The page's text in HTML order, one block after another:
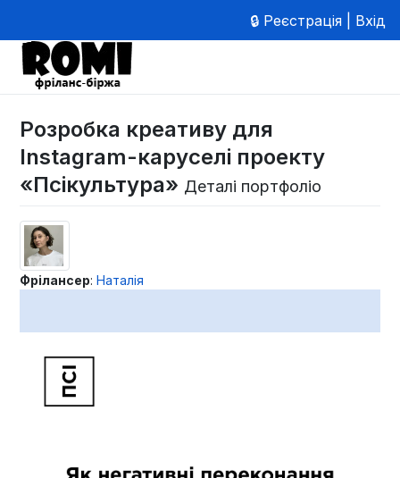
🔒 Реєстрація | Вхід
Розробка креативу для
Instagram-каруселі проекту
«Псікультура» Деталі портфоліо
Фрілансер:Наталія